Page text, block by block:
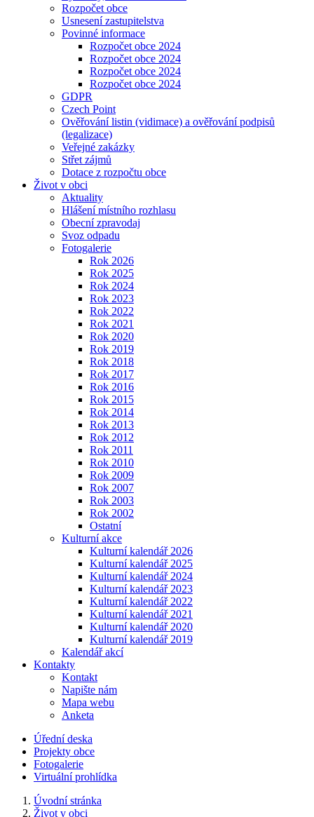
Rozpočet obce
Usnesení zastupitelstva
Povinné informace
Rozpočet obce 2024
Rozpočet obce 2024
Rozpočet obce 2024
Rozpočet obce 2024
GDPR
Czech Point
Ověřování listin (vidimace) a ověřování podpisů
(legalizace)
Veřejné zakázky
Střet zájmů
Dotace z rozpočtu obce
Život v obci
Aktuality
Hlášení místního rozhlasu
Obecní zpravodaj
Svoz odpadu
Fotogalerie
Rok 2026
Rok 2025
Rok 2024
Rok 2023
Rok 2022
Rok 2021
Rok 2020
Rok 2019
Rok 2018
Rok 2017
Rok 2016
Rok 2015
Rok 2014
Rok 2013
Rok 2012
Rok 2011
Rok 2010
Rok 2009
Rok 2007
Rok 2003
Rok 2002
Ostatní
Kulturní akce
Kulturní kalendář 2026
Kulturní kalendář 2025
Kulturní kalendář 2024
Kulturní kalendář 2023
Kulturní kalendář 2022
Kulturní kalendář 2021
Kulturní kalendář 2020
Kulturní kalendář 2019
Kalendář akcí
Kontakty
Kontakt
Napište nám
Mapa webu
Anketa
Úřední deska
Projekty obce
Fotogalerie
Virtuální prohlídka
Úvodní stránka
Život v obci